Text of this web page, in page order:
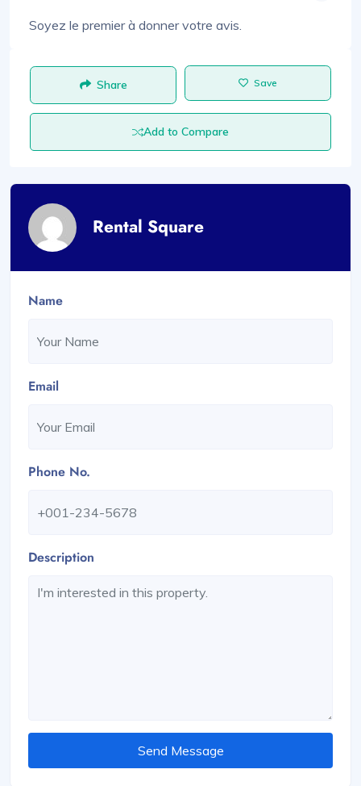
Soyez le premier à donner votre avis.
Share Save
Add to Compare
Rental Square
Name
Email
Phone No.
Description
Send Message